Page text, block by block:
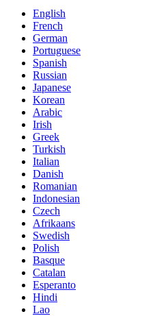
English
French
German
Portuguese
Spanish
Russian
Japanese
Korean
Arabic
Irish
Greek
Turkish
Italian
Danish
Romanian
Indonesian
Czech
Afrikaans
Swedish
Polish
Basque
Catalan
Esperanto
Hindi
Lao